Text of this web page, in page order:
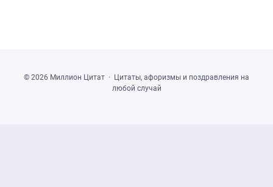
© 2026 Миллион Цитат ·
Цитаты, афоризмы и поздравления на
любой случай